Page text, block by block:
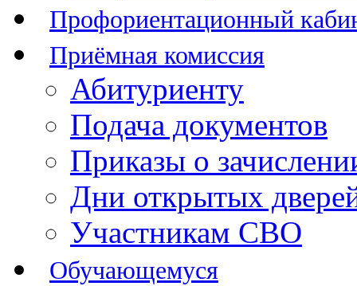
Профориентационный
Приёмная комиссия
Абитуриенту
Подача документов
Приказы о
Дни открытых
Участникам СВО
Обучающемуся